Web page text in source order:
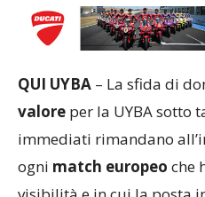
QUI UYBA
immediati rimandano